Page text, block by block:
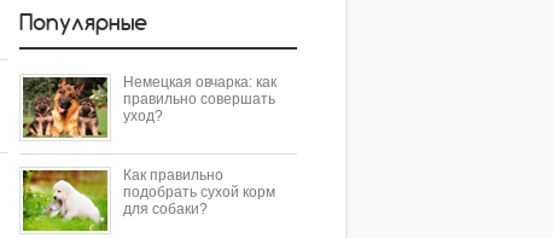
Популярные
Немецкая овчарка: как
правильно совершать
уход?
Как правильно
подобрать сухой корм
для собаки?